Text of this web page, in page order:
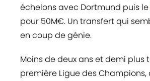
échelons avec Dortmund puis le
pour 50M€. Un transfert qui
en coup de génie.
Moins de deux ans et demi plus
première Ligue des